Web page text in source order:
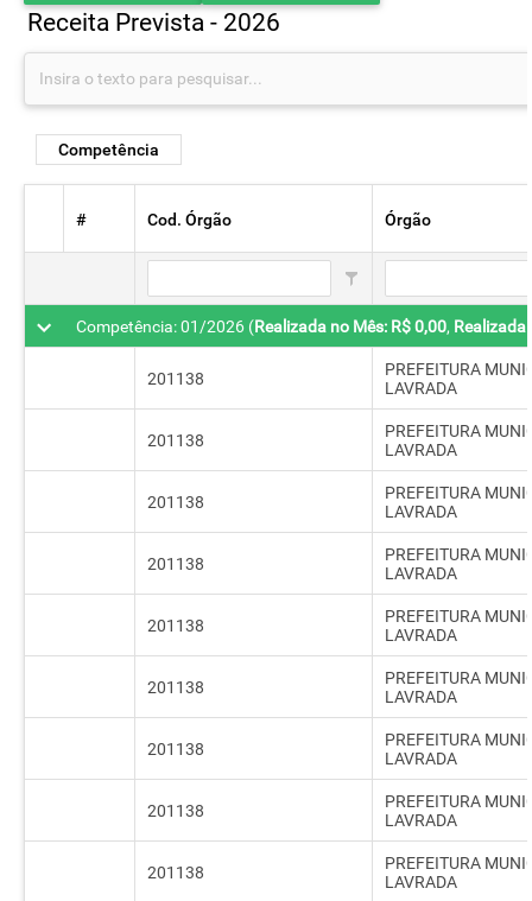
Receita Prevista - 2026
Competência
# Cod. Órgão Órgão
Competência: 01/2026 (Realizada no Mês: R$ 0,00, Realizada
201138
PREFEITURA
LAVRADA
201138
PREFEITURA
LAVRADA
201138
PREFEITURA
LAVRADA
201138
PREFEITURA
LAVRADA
201138
PREFEITURA
LAVRADA
201138
PREFEITURA
LAVRADA
201138
PREFEITURA
LAVRADA
201138
PREFEITURA
LAVRADA
201138
PREFEITURA
LAVRADA